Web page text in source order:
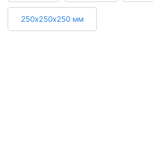
250х250х250 мм